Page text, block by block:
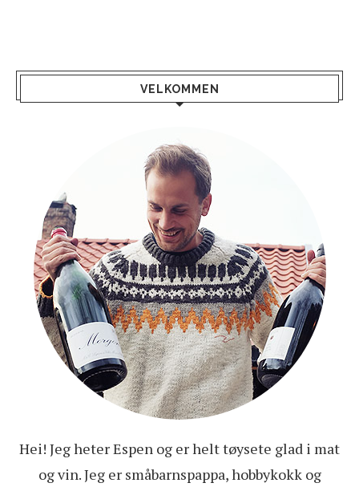
VELKOMMEN
Hei! Jeg heter Espen og er helt tøysete glad i mat
og vin. Jeg er småbarnspappa, hobbykokk og